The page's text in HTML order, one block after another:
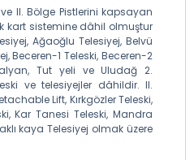
ve II. Bölge Pistlerini kapsayan
kart sistemine dâhil olmuştur
Ağaoğlu Telesiyej, Belvü
Beceren-1 Teleski, Beceren-2
Tut yeli ve Uludağ 2.
ve telesiyejler dâhildir. II.
Lift, Kırkgözler Teleski,
Kar Tanesi Teleski, Mandra
kaya Telesiyej olmak üzere